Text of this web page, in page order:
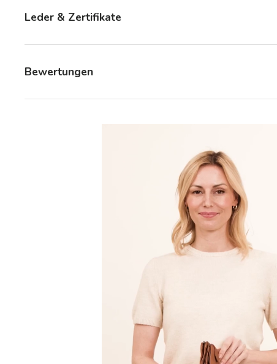
Leder & Zertifikate
Bewertungen